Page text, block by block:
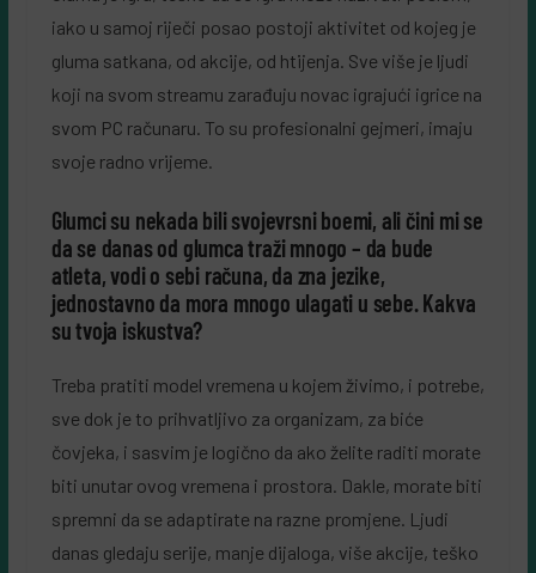
iako u samoj riječi posao postoji aktivitet od kojeg je
gluma satkana, od akcije, od htijenja. Sve više je ljudi
koji na svom streamu zarađuju novac igrajući igrice na
svom PC računaru. To su profesionalni gejmeri, imaju
svoje radno vrijeme.
Glumci su nekada bili svojevrsni boemi, ali čini mi se
da se danas od glumca traži mnogo – da bude
atleta, vodi o sebi računa, da zna jezike,
jednostavno da mora mnogo ulagati u sebe. Kakva
su tvoja iskustva?
Treba pratiti model vremena u kojem živimo, i potrebe,
sve dok je to prihvatljivo za organizam, za biće
čovjeka, i sasvim je logično da ako želite raditi morate
biti unutar ovog vremena i prostora. Dakle, morate biti
spremni da se adaptirate na razne promjene. Ljudi
danas gledaju serije, manje dijaloga, više akcije, teško